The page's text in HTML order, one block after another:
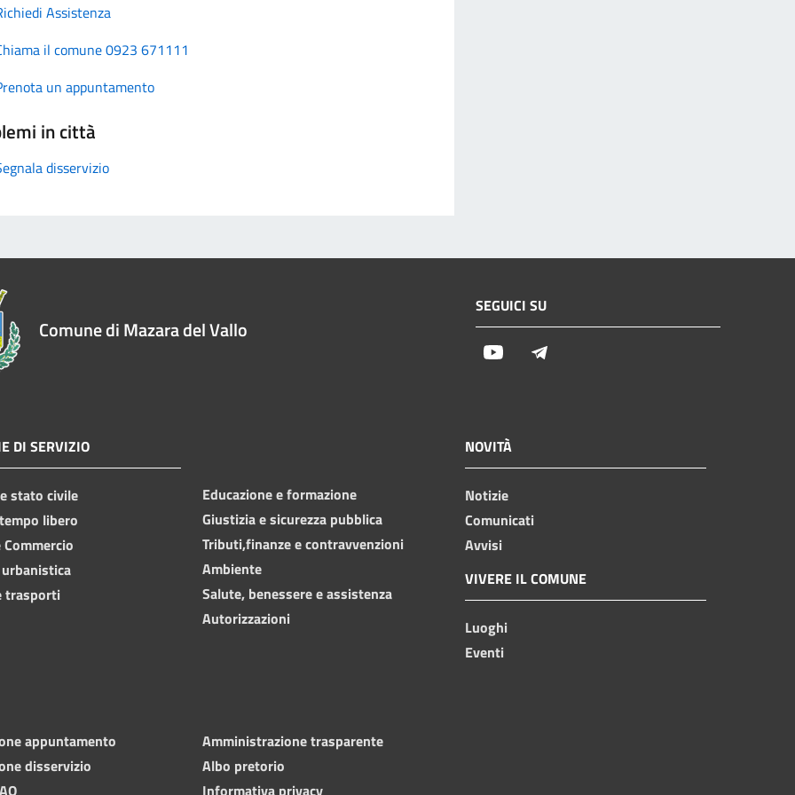
Assistenza
il comune 0923 671111
un appuntamento
in città
disservizio
Comune di Mazara del Vallo
SEGUICI SU
Youtube
DI SERVIZIO
stato civile
libero
trasporti
Educazione e formazione
Giustizia e sicurezza pubblica
Tributi,finanze e contravvenzioni
Ambiente
Salute, benessere e assistenza
Autorizzazioni
NOVITÀ
Notizie
Comunicati
Avvisi
VIVERE IL COMUNE
Luoghi
Eventi
appuntamento
disservizio
Amministrazione trasparente
Albo pretorio
Informativa privacy